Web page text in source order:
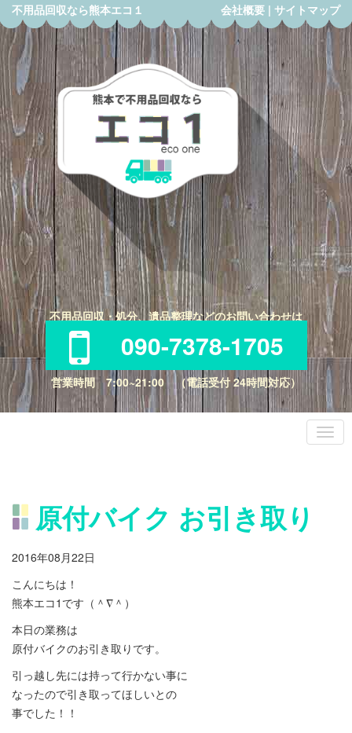
不用品回収なら熊本エコ１ 会社概要| サイトマップ
不用品回収・処分、遺品整理などのお問い合わせは
090-7378-1705
営業時間 7:00~21:00 （電話受付 24時間対応）
原付バイク お引き取り
2016年08月22日
こんにちは！
熊本エコ1です（＾∇＾）
本日の業務は
原付バイクのお引き取りです。
引っ越し先には持って行かない事に
なったので引き取ってほしいとの
事でした！！